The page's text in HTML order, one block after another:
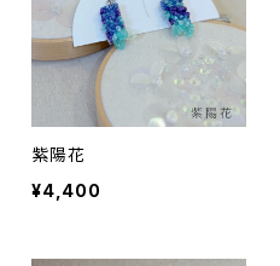
紫陽花
¥4,400